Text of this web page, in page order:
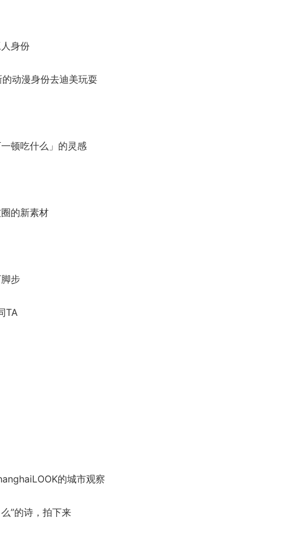
身份
动漫身份去迪美玩耍
顿吃什么」的灵感
的新素材
步
TA
的城市观察
的诗，拍下来